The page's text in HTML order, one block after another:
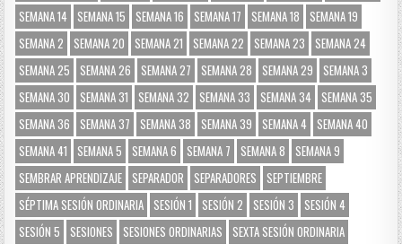
SEMANA 14
SEMANA 15 SEMANA 16 SEMANA 17 SEMANA 18
SEMANA 19
SEMANA 2
SEMANA 20 SEMANA 21 SEMANA 22 SEMANA 23
SEMANA 24
SEMANA 25
SEMANA 26 SEMANA 27 SEMANA 28 SEMANA 29
SEMANA 3
SEMANA 30
SEMANA 31 SEMANA 32 SEMANA 33 SEMANA 34
SEMANA 35
SEMANA 36
SEMANA 37 SEMANA 38 SEMANA 39 SEMANA 4
SEMANA 40
SEMANA 41
SEMANA 5 SEMANA 6 SEMANA 7 SEMANA 8
SEMANA 9
SEMBRAR APRENDIZAJE SEPARADOR SEPARADORES
SEPTIEMBRE
SÉPTIMA SESIÓN ORDINARIA SESIÓN 1 SESIÓN 2 SESIÓN 3
SESIÓN 4
SESIÓN 5
SESIONES SESIONES ORDINARIAS
SEXTA SESIÓN ORDINARIA